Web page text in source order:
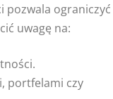
pozwala ograniczyć
uwagę na:
portfelami czy